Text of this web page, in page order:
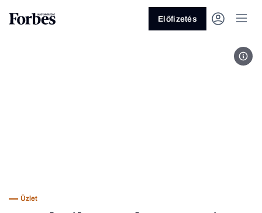
Előfizetés
Üzlet